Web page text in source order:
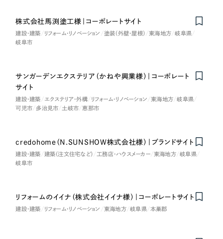
株式会社馬渕塗工様｜コーポレートサイト
建設・建築 リフォーム・リノベーション 塗装（外壁・屋根） 東海地方
岐阜県
岐阜市
サンガーデンエクステリア（かねや興業様）｜コーポレート
サイト
建設・建築 エクステリア・外構 リフォーム・リノベーション 東海地方
岐阜県
可児市
多治見市 土岐市 恵那市
credohome（N.SUNSHOW株式会社様）｜ブランドサイト
建設・建築 建築（注文住宅など） 工務店・ハウスメーカー 東海地方
岐阜県
岐阜市
リフォームのイイナ（株式会社イイナ様）｜コーポレートサイト
建設・建築 リフォーム・リノベーション 東海地方 岐阜県 本巣郡